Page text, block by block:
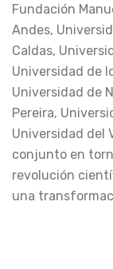
Fundación
Andes,
Caldas,
Universidad de
Universidad de
Pereira,
Universidad del
conjunto en
revolución
una